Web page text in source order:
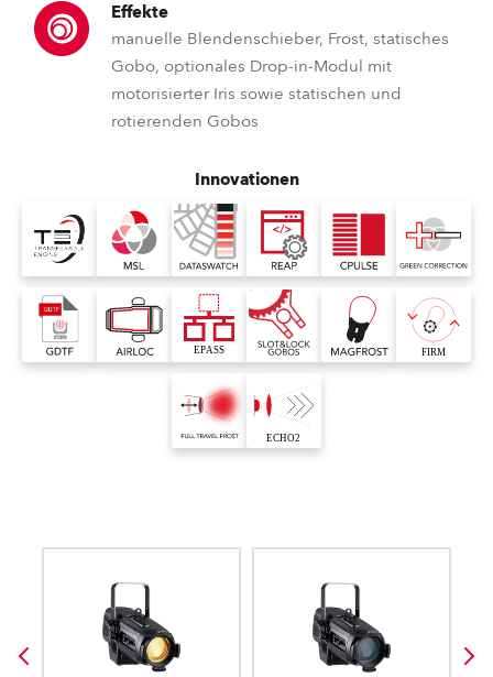
Effekte
manuelle Blendenschieber, Frost, statisches
Gobo, optionales Drop-in-Modul mit
motorisierter Iris sowie statischen und
rotierenden Gobos
Innovationen